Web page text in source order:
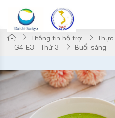
Thông tin hỗ trợ
G4-E3 - Thứ 3
Buổi sáng